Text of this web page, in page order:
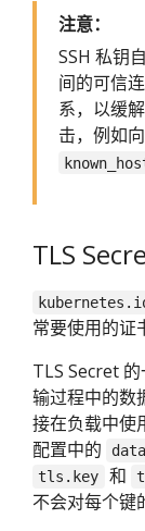
注意：
SSH 私钥
间的可信
系，以缓
击，例如
TLS
常要使用的证
TLS Secret
输过程中的数
接在负载中使
配置中的
data
tls.key 和
不会对每个键